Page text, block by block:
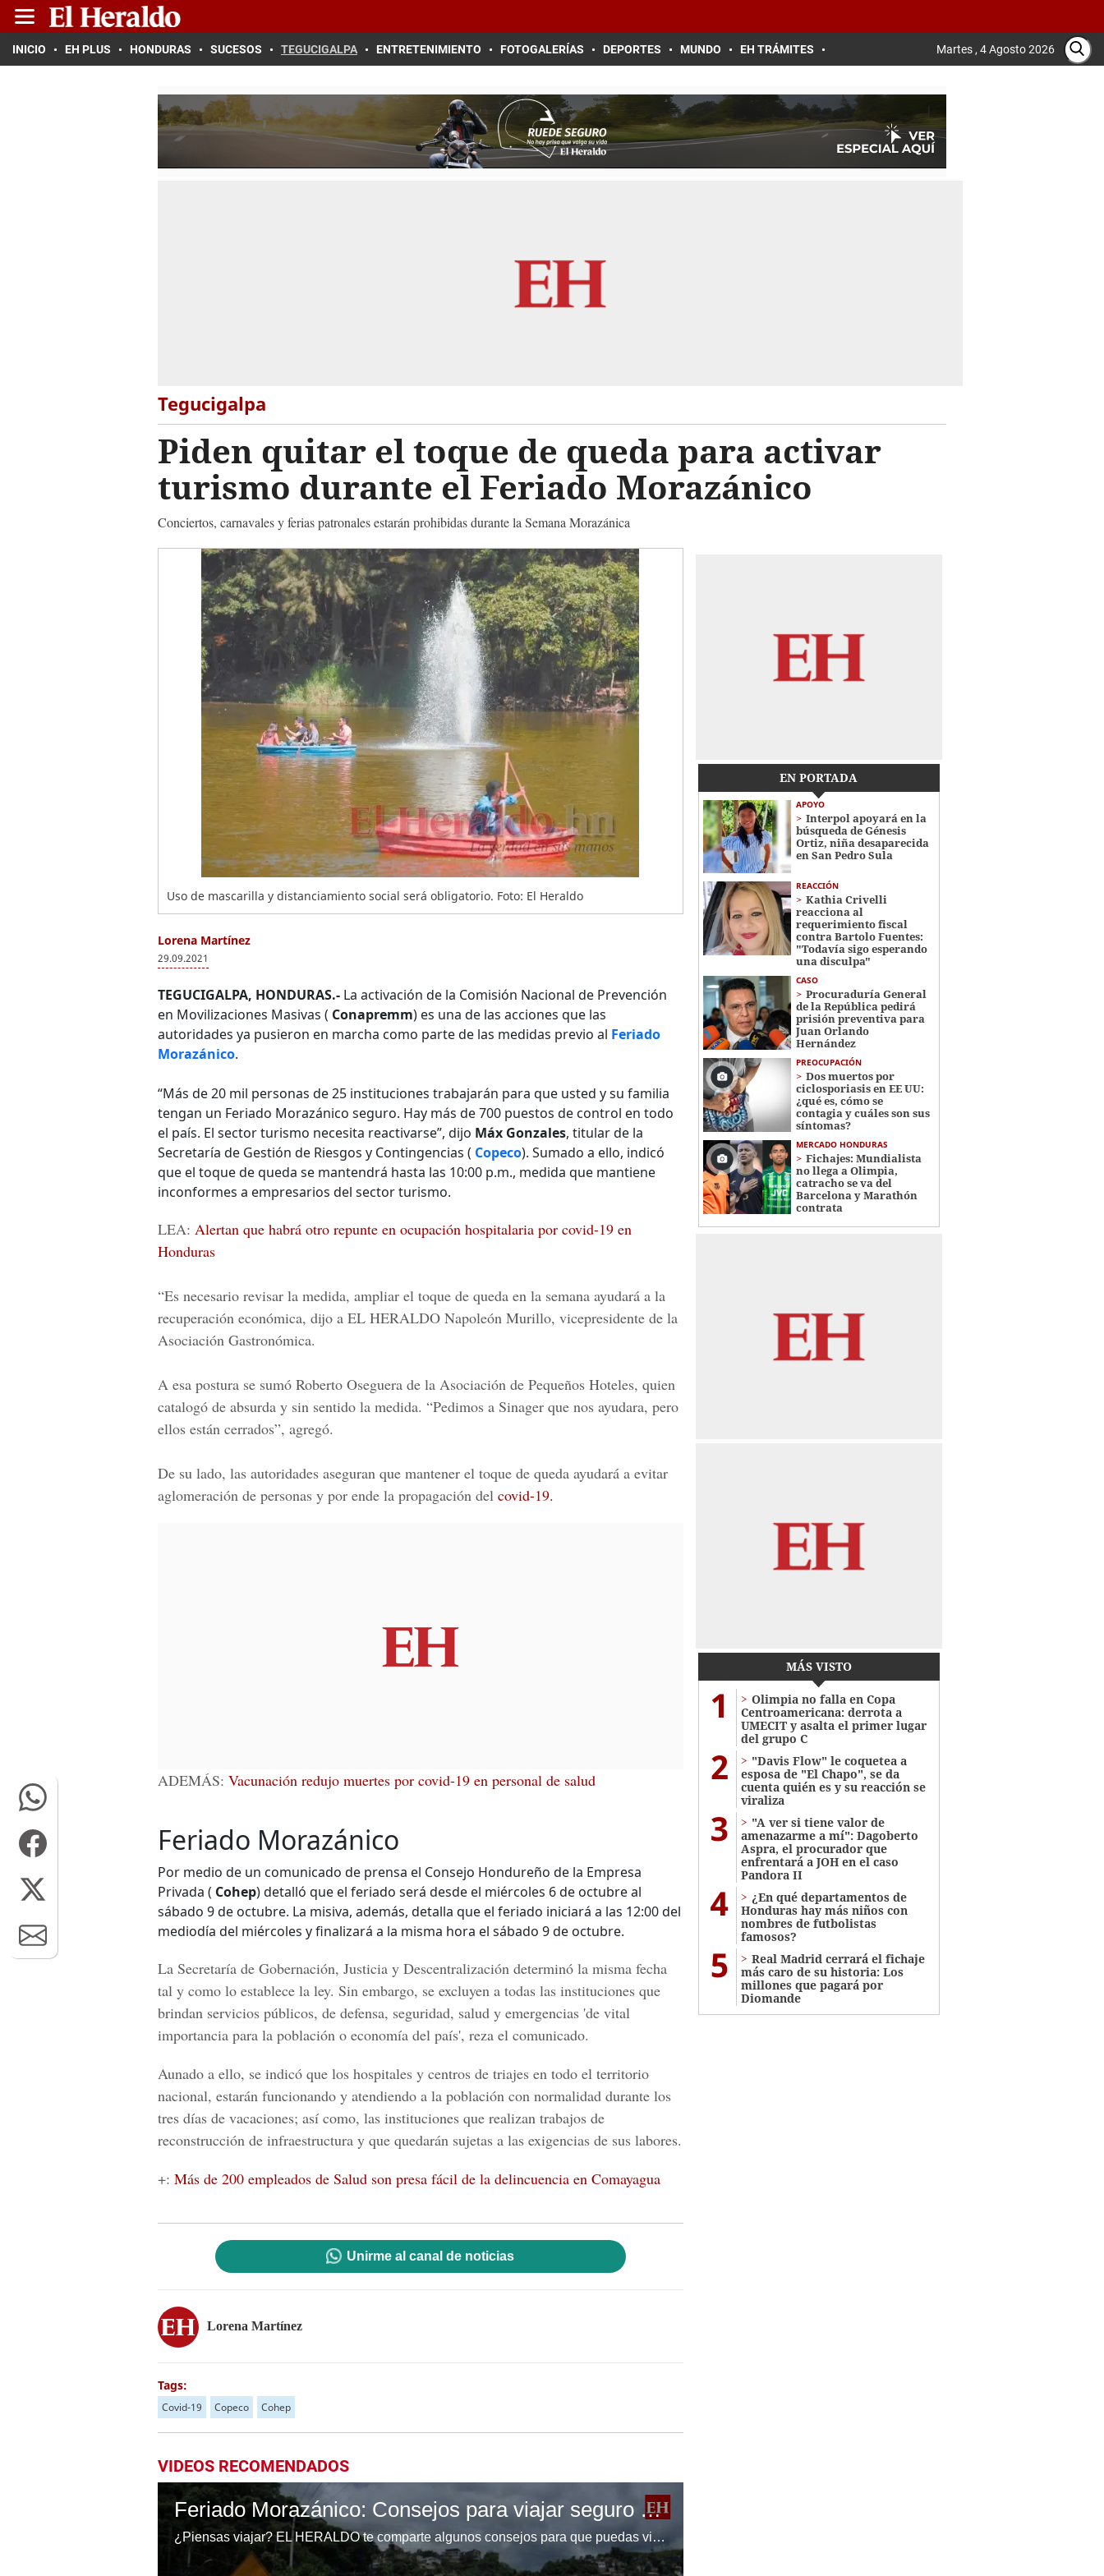
INICIO EH PLUS HONDURAS SUCESOS TEGUCIGALPA ENTRETENIMIENTO FOTOGALERÍAS DEPORTES MUNDO EH TRÁMITES Martes , 4 Agosto 2026
Tegucigalpa
Piden quitar el toque de queda para activar
turismo durante el Feriado Morazánico
Conciertos, carnavales y ferias patronales estarán prohibidas durante la Semana Morazánica
Uso de mascarilla y distanciamiento social será obligatorio. Foto: El Heraldo
Lorena Martínez
29.09.2021
TEGUCIGALPA, HONDURAS.- La activación de la Comisión Nacional de Prevención
en Movilizaciones Masivas ( Conapremm) es una de las acciones que las
autoridades ya pusieron en marcha como parte de las medidas previo al Feriado
Morazánico.
“Más de 20 mil personas de 25 instituciones trabajarán para que usted y su familia
tengan un Feriado Morazánico seguro. Hay más de 700 puestos de control en todo
el país. El sector turismo necesita reactivarse”, dijo Máx Gonzales, titular de la
Secretaría de Gestión de Riesgos y Contingencias ( Copeco). Sumado a ello, indicó
que el toque de queda se mantendrá hasta las 10:00 p.m., medida que mantiene
inconformes a empresarios del sector turismo.
LEA: Alertan que habrá otro repunte en ocupación hospitalaria por covid-19 en
Honduras
“Es necesario revisar la medida, ampliar el toque de queda en la semana ayudará a la
recuperación económica, dijo a EL HERALDO Napoleón Murillo, vicepresidente de la
Asociación Gastronómica.
A esa postura se sumó Roberto Oseguera de la Asociación de Pequeños Hoteles, quien
catalogó de absurda y sin sentido la medida. “Pedimos a Sinager que nos ayudara, pero
ellos están cerrados”, agregó.
De su lado, las autoridades aseguran que mantener el toque de queda ayudará a evitar
aglomeración de personas y por ende la propagación del covid-19.
ADEMÁS: Vacunación redujo muertes por covid-19 en personal de salud
Feriado Morazánico
Por medio de un comunicado de prensa el Consejo Hondureño de la Empresa
Privada ( Cohep) detalló que el feriado será desde el miércoles 6 de octubre al
sábado 9 de octubre. La misiva, además, detalla que el feriado iniciará a las 12:00 del
mediodía del miércoles y finalizará a la misma hora el sábado 9 de octubre.
La Secretaría de Gobernación, Justicia y Descentralización determinó la misma fecha
tal y como lo establece la ley. Sin embargo, se excluyen a todas las instituciones que
brindan servicios públicos, de defensa, seguridad, salud y emergencias 'de vital
importancia para la población o economía del país', reza el comunicado.
Aunado a ello, se indicó que los hospitales y centros de triajes en todo el territorio
nacional, estarán funcionando y atendiendo a la población con normalidad durante los
tres días de vacaciones; así como, las instituciones que realizan trabajos de
reconstrucción de infraestructura y que quedarán sujetas a las exigencias de sus labores.
+: Más de 200 empleados de Salud son presa fácil de la delincuencia en Comayagua
Unirme al canal de noticias
Lorena Martínez
Tags:
Covid-19 Copeco Cohep
VIDEOS RECOMENDADOS
Feriado Morazánico: Consejos para viajar seguro en las carreteras de Honduras
¿Piensas viajar? EL HERALDO te comparte algunos consejos para que puedas viajar seguro por las carreteras de Honduras durante el Feriado Morazánico 2024.
EN PORTADA
APOYO
Interpol apoyará en la
búsqueda de Génesis
Ortiz, niña desaparecida
en San Pedro Sula
REACCIÓN
Kathia Crivelli
reacciona al
requerimiento fiscal
contra Bartolo Fuentes:
"Todavía sigo esperando
una disculpa"
CASO
Procuraduría General
de la República pedirá
prisión preventiva para
Juan Orlando
Hernández
PREOCUPACIÓN
Dos muertos por
ciclosporiasis en EE UU:
¿qué es, cómo se
contagia y cuáles son sus
síntomas?
MERCADO HONDURAS
Fichajes: Mundialista
no llega a Olimpia,
catracho se va del
Barcelona y Marathón
contrata
MÁS VISTO
1
Olimpia no falla en Copa
Centroamericana: derrota a
UMECIT y asalta el primer lugar
del grupo C
2
"Davis Flow" le coquetea a
esposa de "El Chapo", se da
cuenta quién es y su reacción se
viraliza
3
"A ver si tiene valor de
amenazarme a mí": Dagoberto
Aspra, el procurador que
enfrentará a JOH en el caso
Pandora II
4
¿En qué departamentos de
Honduras hay más niños con
nombres de futbolistas
famosos?
5
Real Madrid cerrará el fichaje
más caro de su historia: Los
millones que pagará por
Diomande